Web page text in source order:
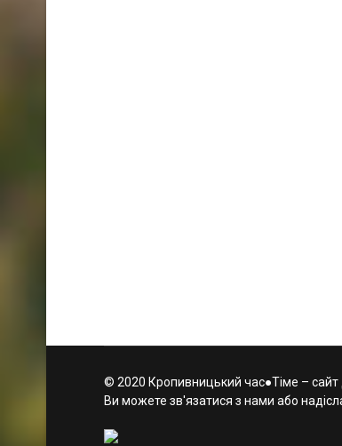
© 2020 Кропивницький час●Тіме –
Ви можете зв'язатися з нами або